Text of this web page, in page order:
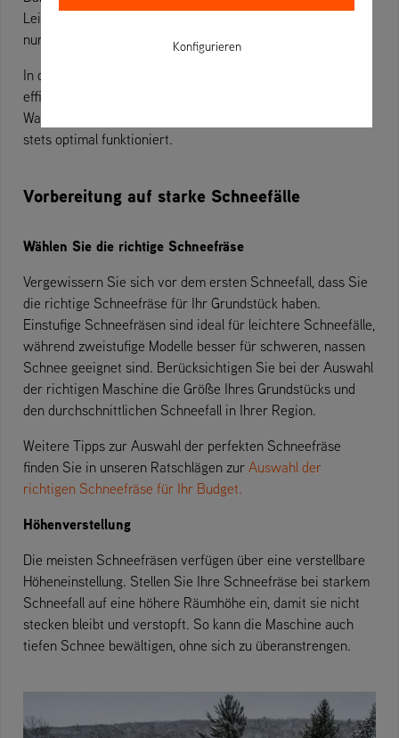
Leistung entfalten kann, müssen Sie jedoch mehr tun, als
nur den Schlüssel umzudrehen.
In diesem Artikel werden wir einige wichtige Tipps zur
effizienten Beseitigung großer Schneemengen geben und
Wartungsvorschläge unterbreiten, damit Ihre Schneefräse
stets optimal funktioniert.
Vorbereitung auf starke Schneefälle
Wählen Sie die richtige Schneefräse
Vergewissern Sie sich vor dem ersten Schneefall, dass Sie
die richtige Schneefräse für Ihr Grundstück haben.
Einstufige Schneefräsen sind ideal für leichtere Schneefälle,
während zweistufige Modelle besser für schweren, nassen
Schnee geeignet sind. Berücksichtigen Sie bei der Auswahl
der richtigen Maschine die Größe Ihres Grundstücks und
den durchschnittlichen Schneefall in Ihrer Region.
Weitere Tipps zur Auswahl der perfekten Schneefräse
finden Sie in unseren Ratschlägen zur Auswahl der
richtigen Schneefräse für Ihr Budget.
Höhenverstellung
Die meisten Schneefräsen verfügen über eine verstellbare
Höheneinstellung. Stellen Sie Ihre Schneefräse bei starkem
Schneefall auf eine höhere Räumhöhe ein, damit sie nicht
stecken bleibt und verstopft. So kann die Maschine auch
tiefen Schnee bewältigen, ohne sich zu überanstrengen.
Konfigurieren